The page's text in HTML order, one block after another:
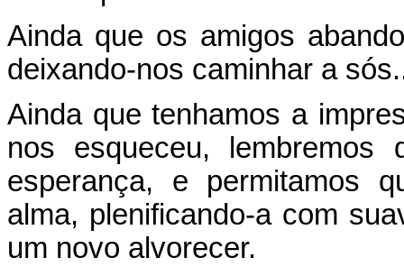
Ainda que os amigos
deixando-nos caminhar a
Ainda que tenhamos a
nos esqueceu, lembremos
esperança, e permitamos
alma, plenificando-a com
um novo alvorecer.